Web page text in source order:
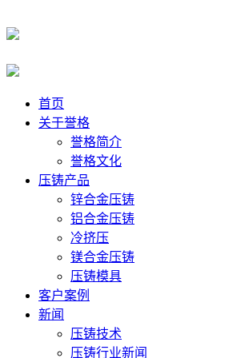
首页
关于誉格
誉格简介
誉格文化
压铸产品
锌合金压铸
铝合金压铸
冷挤压
镁合金压铸
压铸模具
客户案例
新闻
压铸技术
压铸行业新闻